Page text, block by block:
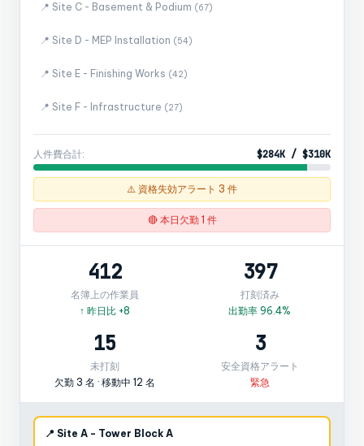
📍 Site C - Basement & Podium (67)
📍 Site D - MEP Installation (54)
📍 Site E - Finishing Works (42)
📍 Site F - Infrastructure (27)
人件費合計: $284K / $310K
⚠️ 資格失効アラート 3 件
🔴 本日欠勤 1 件
412
名簿上の作業員
↑ 昨日比 +8
397
打刻済み
出勤率 96.4%
15
未打刻
欠勤 3 名 · 移動中 12 名
3
安全資格アラート
緊急
📍 Site A - Tower Block A